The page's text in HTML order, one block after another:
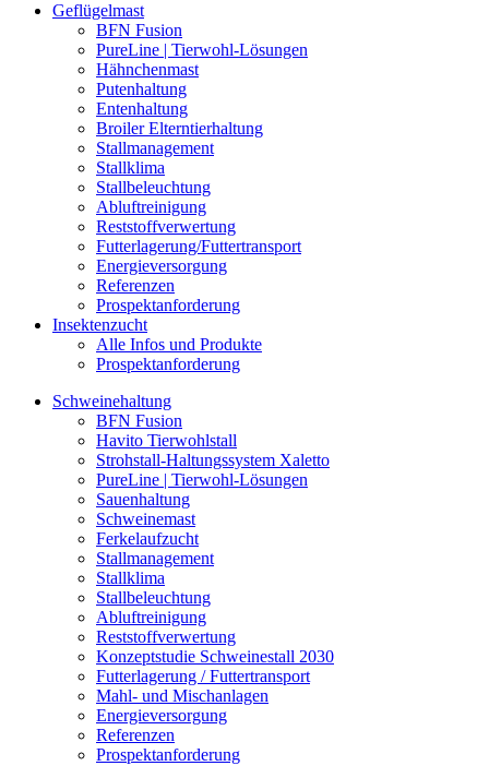
Geflügelmast
BFN Fusion
PureLine | Tierwohl-Lösungen
Hähnchenmast
Putenhaltung
Entenhaltung
Broiler Elterntierhaltung
Stallmanagement
Stallklima
Stallbeleuchtung
Abluftreinigung
Reststoffverwertung
Futterlagerung/Futtertransport
Energieversorgung
Referenzen
Prospektanforderung
Insektenzucht
Alle Infos und Produkte
Prospektanforderung
Schweinehaltung
BFN Fusion
Havito Tierwohlstall
Strohstall-Haltungssystem Xaletto
PureLine | Tierwohl-Lösungen
Sauenhaltung
Schweinemast
Ferkelaufzucht
Stallmanagement
Stallklima
Stallbeleuchtung
Abluftreinigung
Reststoffverwertung
Konzeptstudie Schweinestall 2030
Futterlagerung / Futtertransport
Mahl- und Mischanlagen
Energieversorgung
Referenzen
Prospektanforderung